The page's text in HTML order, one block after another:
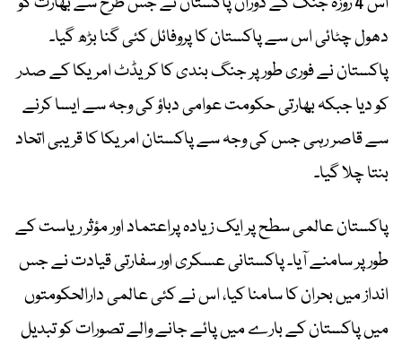
دھول چٹائی اس سے پاکستان کا پروفائل کئی گنا بڑھ گیا۔
پاکستان نے فوری طور پر جنگ بندی کا کریڈٹ امریکا کے صدر
کو دیا جبکہ بھارتی حکومت عوامی دباؤ کی وجہ سے ایسا کرنے
سے قاصر رہی جس کی وجہ سے پاکستان امریکا کا قریبی اتحاد
بنتا چلا گیا۔
پاکستان عالمی سطح پر ایک زیادہ پراعتماد اور مؤثر ریاست کے
طور پر سامنے آیا۔ پاکستانی عسکری اور سفارتی قیادت نے جس
انداز میں بحران کا سامنا کیا، اس نے کئی عالمی دارالحکومتوں
میں پاکستان کے بارے میں پائے جانے والے تصورات کو تبدیل